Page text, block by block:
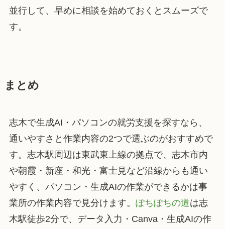
並行して、早めに相談を始めておくとスムーズで
す。
まとめ
志木で生成AI・パソコンの就労支援を探すなら、
通いやすさと作業内容の2つで選ぶのがおすすめで
す。志木駅周辺は東武東上線の拠点で、志木市内
や朝霞・新座・和光・富士見など沿線からも通い
やすく、パソコン・生成AIの作業ができるかは事
業所の作業内容で見分けます。 ぽちぽちの道は志
木駅徒歩2分で、データ入力・Canva・生成AIの作